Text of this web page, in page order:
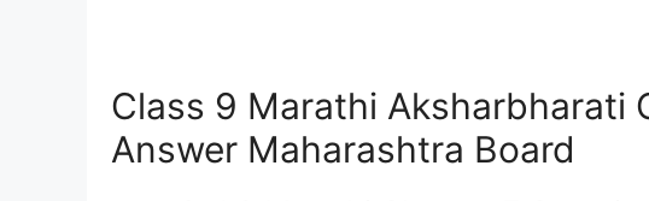
Class 9 Marathi Aksharbharati
Answer Maharashtra Board